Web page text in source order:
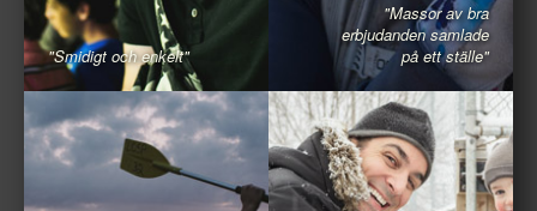
"Smidigt och enkelt"
"Massor av bra
erbjudanden samlade
på ett ställe"